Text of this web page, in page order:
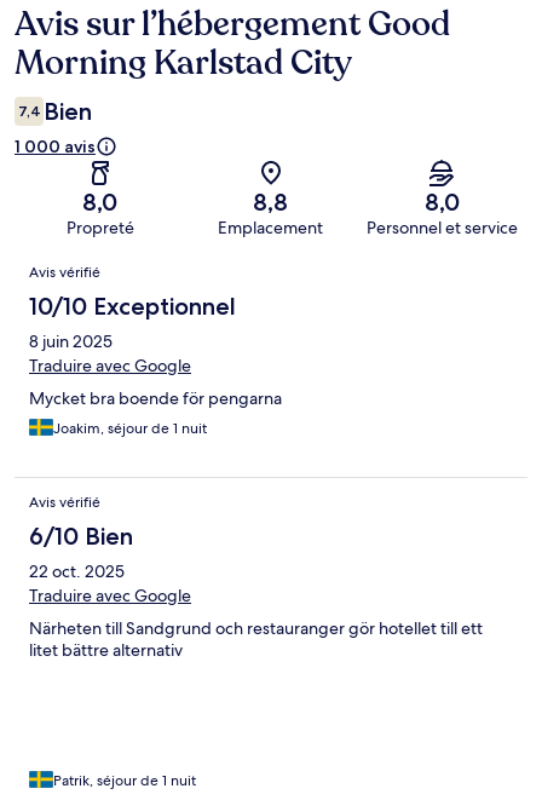
Avis
Avis sur l’hébergement Good
Morning Karlstad City
7,4 Bien
1 000 avis
8,0
Propreté
8,8
Emplacement
8,0
Personnel et service
Avis
Avis vérifié
10/10 Exceptionnel
8 juin 2025
Traduire avec Google
Mycket bra boende för pengarna
Joakim, séjour de 1 nuit
Avis vérifié
6/10 Bien
22 oct. 2025
Traduire avec Google
Närheten till Sandgrund och restauranger gör hotellet till ett
litet bättre alternativ
Patrik, séjour de 1 nuit